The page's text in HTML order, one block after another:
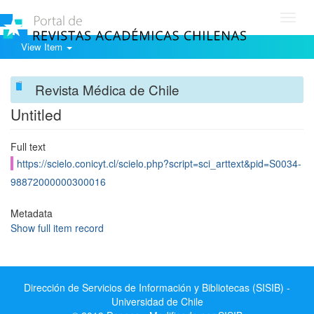
View Item
Revista Médica de Chile
Untitled
Full text
https://scielo.conicyt.cl/scielo.php?script=sci_arttext&pid=S0034-
98872000000300016
Metadata
Show full item record
Dirección de Servicios de Información y Bibliotecas (SISIB) -
Universidad de Chile